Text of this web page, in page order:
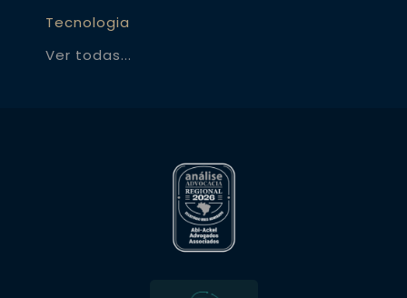
Tecnologia
Ver todas...